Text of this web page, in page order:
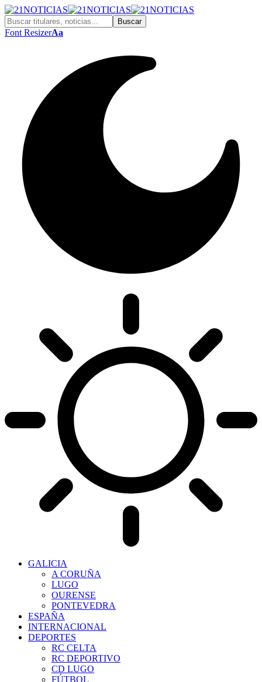
Font ResizerAa
GALICIA
A CORUÑA
LUGO
OURENSE
PONTEVEDRA
ESPAÑA
INTERNACIONAL
DEPORTES
RC CELTA
RC DEPORTIVO
CD LUGO
FÚTBOL